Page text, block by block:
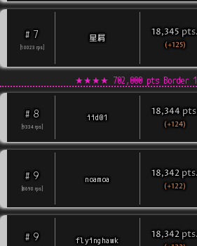
# 7
10023 rps
星屑 18,345 pts.
(+125)
★★★★ 702,000 pts Border
# 8
9334 rps
iid01 18,344 pts
(+124)
# 9
8690 rps
noamoa 18,342 pts.
(+122)
# 9 flyinghawk 18,342 pts.